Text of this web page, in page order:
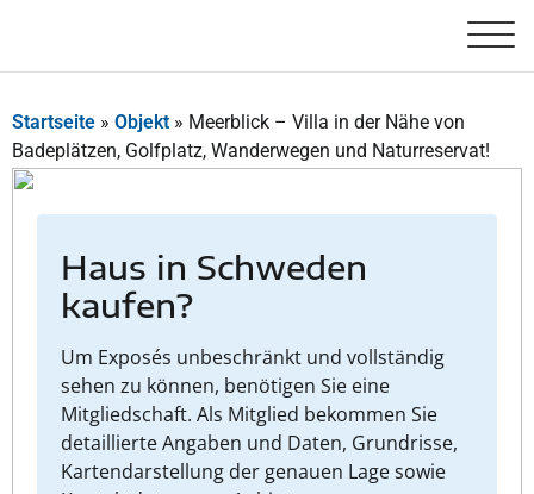
Startseite » Objekt » Meerblick – Villa in der Nähe von
Badeplätzen, Golfplatz, Wanderwegen und Naturreservat!
Haus in Schweden
kaufen?
Um Exposés unbeschränkt und vollständig
sehen zu können, benötigen Sie eine
Mitgliedschaft. Als Mitglied bekommen Sie
detaillierte Angaben und Daten, Grundrisse,
Kartendarstellung der genauen Lage sowie